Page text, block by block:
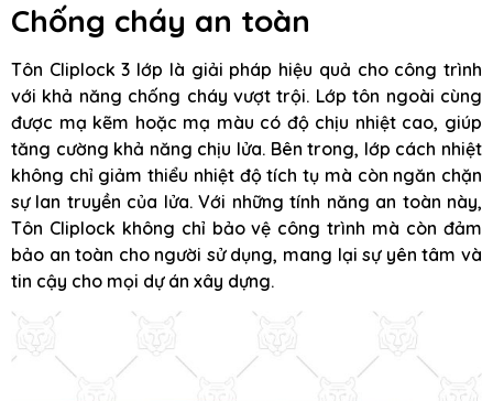
Chống cháy an toàn
Tôn Cliplock 3 lớp là giải pháp hiệu quả cho công trình
với khả năng chống cháy vượt trội. Lớp tôn ngoài cùng
được mạ kẽm hoặc mạ màu có độ chịu nhiệt cao, giúp
tăng cường khả năng chịu lửa. Bên trong, lớp cách nhiệt
không chỉ giảm thiểu nhiệt độ tích tụ mà còn ngăn chặn
sự lan truyền của lửa. Với những tính năng an toàn này,
Tôn Cliplock không chỉ bảo vệ công trình mà còn đảm
bảo an toàn cho người sử dụng, mang lại sự yên tâm và
tin cậy cho mọi dự án xây dựng.